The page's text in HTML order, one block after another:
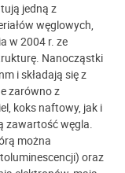
jedną z
węglowych,
w 2004 r. ze
Nanocząstki
i składają się z
zarówno z
koks naftowy, jak i
zawartość węgla.
można
oraz